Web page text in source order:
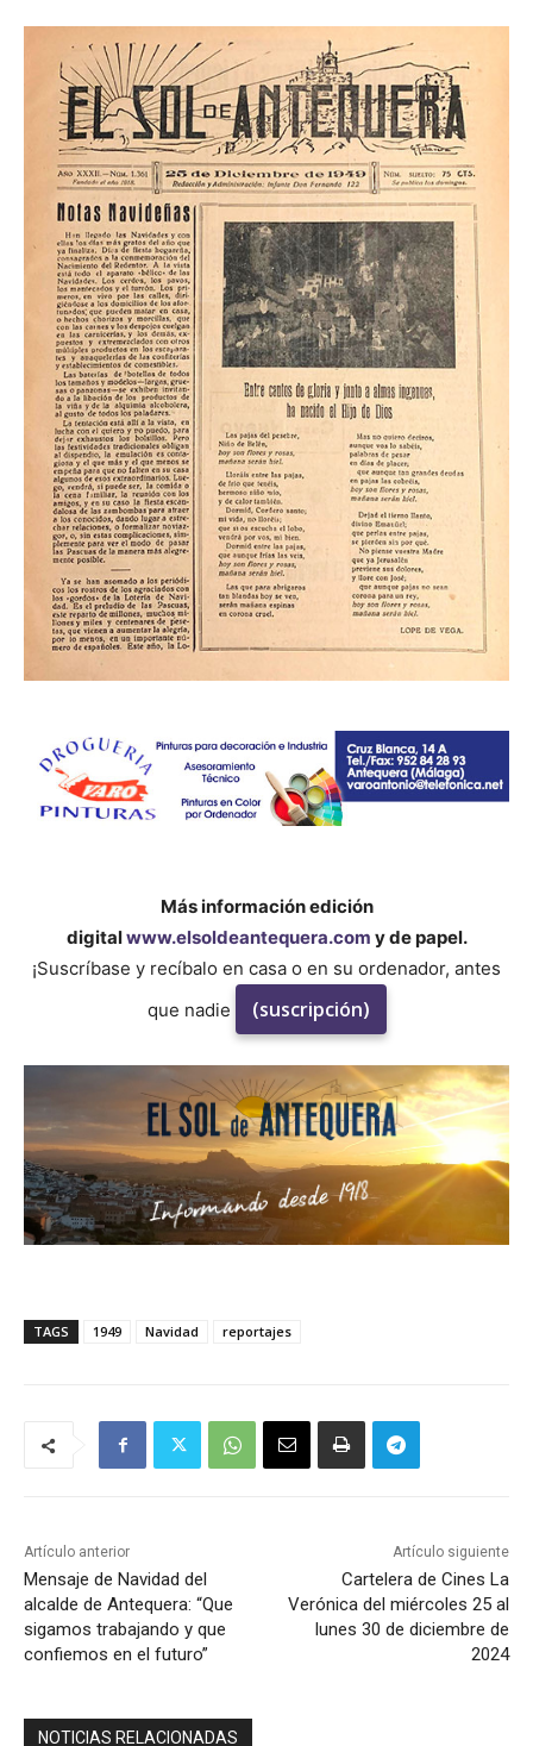
Más información edición
digitalwww.elsoldeantequera.com y de papel.
¡Suscríbase y recíbalo en casa o en su ordenador, antes
que nadie
(suscripción)
TAGS 1949 Navidad reportajes
Artículo anterior
Mensaje de Navidad del
alcalde de Antequera: “Que
sigamos trabajando y que
confiemos en el futuro”
Artículo siguiente
Cartelera de Cines La
Verónica del miércoles 25 al
lunes 30 de diciembre de
2024
NOTICIAS RELACIONADAS